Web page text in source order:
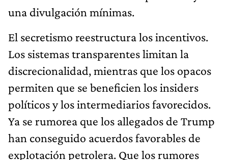
una divulgación mínimas.
El secretismo reestructura los incentivos.
Los sistemas transparentes limitan la
discrecionalidad, mientras que los opacos
permiten que se beneficien los insiders
políticos y los intermediarios favorecidos.
Ya se rumorea que los allegados de Trump
han conseguido acuerdos favorables de
explotación petrolera. Que los rumores